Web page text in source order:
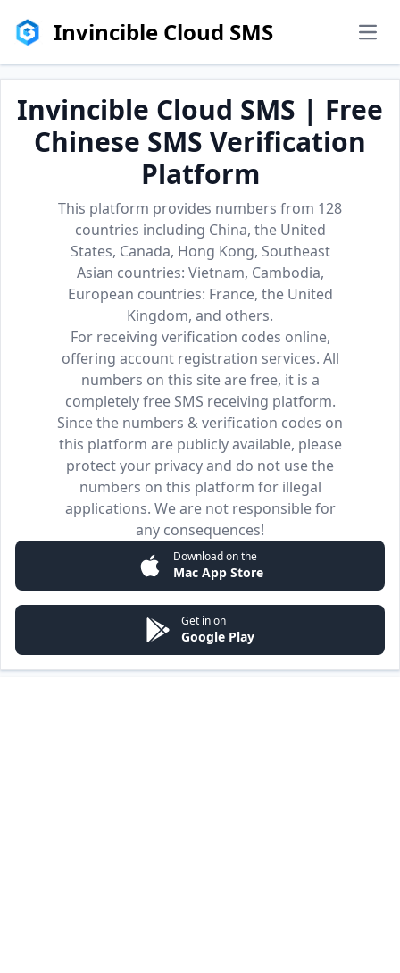
Invincible Cloud SMS
Invincible Cloud SMS | Free
Chinese SMS Verification
Platform
This platform provides numbers from 128
countries including China, the United
States, Canada, Hong Kong, Southeast
Asian countries: Vietnam, Cambodia,
European countries: France, the United
Kingdom, and others.
For receiving verification codes online,
offering account registration services. All
numbers on this site are free, it is a
completely free SMS receiving platform.
Since the numbers & verification codes on
this platform are publicly available, please
protect your privacy and do not use the
numbers on this platform for illegal
applications. We are not responsible for
any consequences!
Download on the
Mac App Store
Get in on
Google Play